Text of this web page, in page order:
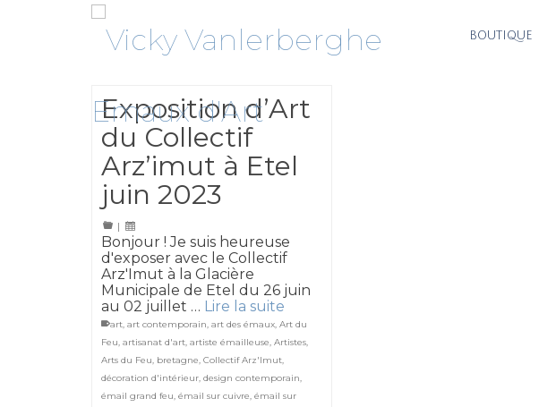
BOUTIQUE
Exposition d’Art
du Collectif
Arz’imut à Etel
juin 2023
|
Bonjour ! Je suis heureuse
d'exposer avec le Collectif
Arz'Imut à la Glacière
Municipale de Etel du 26 juin
au 02 juillet … Lire la suite
art, art contemporain, art des émaux, Art du
Feu, artisanat d'art, artiste émailleuse, Artistes,
Arts du Feu, bretagne, Collectif Arz'Imut,
décoration d'intérieur, design contemporain,
émail grand feu, émail sur cuivre, émail sur